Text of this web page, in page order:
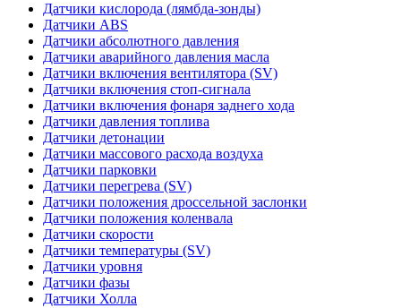
Датчики кислорода (лямбда-зонды)
Датчики ABS
Датчики абсолютного давления
Датчики аварийного давления масла
Датчики включения вентилятора (SV)
Датчики включения стоп-сигнала
Датчики включения фонаря заднего хода
Датчики давления топлива
Датчики детонации
Датчики массового расхода воздуха
Датчики парковки
Датчики перегрева (SV)
Датчики положения дроссельной заслонки
Датчики положения коленвала
Датчики скорости
Датчики температуры (SV)
Датчики уровня
Датчики фазы
Датчики Холла